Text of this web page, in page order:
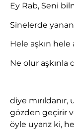
Ey Rab, Seni
Sinelerde
Hele aşkın hele
Ne olur
diye
gözden geçirir
öyle uyarız ki,